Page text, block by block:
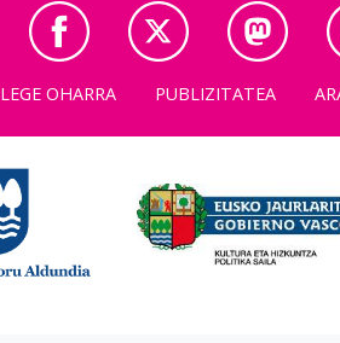
LEGE OHARRA PUBLIZITATEA